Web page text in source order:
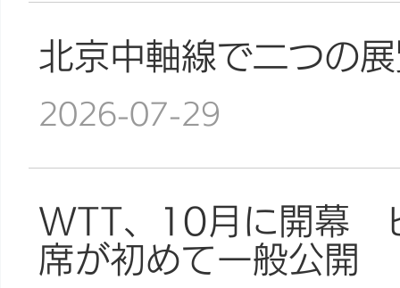
北京中軸線で二つの
2026-07-29
WTT、10月に開幕
席が初めて一般公開